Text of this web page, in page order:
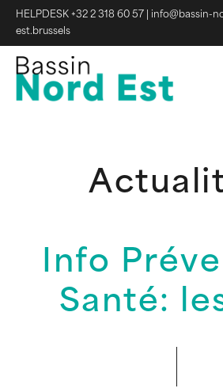
HELPDESK +32 2 318 60 57
info@bassin-
est.brussels
Info
Santé: